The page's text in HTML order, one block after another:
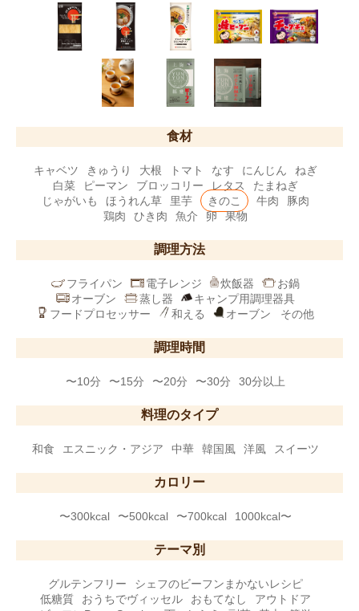
食材
キャベツ きゅうり 大根 トマト なす にんじん
ねぎ
白菜
ピーマン ブロッコリー レタス
たまねぎ
じゃがいも
ほうれん草 里芋 きのこ 牛肉
豚肉
鶏肉
ひき肉 魚介 卵 果物
調理方法
フライパン 電子レンジ 炊飯器
お鍋
オーブン
蒸し器
キャンプ用調理器具
フードプロセッサー
和える オーブン その他
調理時間
〜10分 〜15分 〜20分 〜30分 30分以上
料理のタイプ
和食 エスニック・アジア 中華 韓国風 洋風 スイーツ
カロリー
〜300kcal 〜500kcal 〜700kcal 1000kcal〜
テーマ別
グルテンフリー
シェフのビーフンまかないレシピ
低糖質
おうちでヴィッセル おもてなし
アウトドア